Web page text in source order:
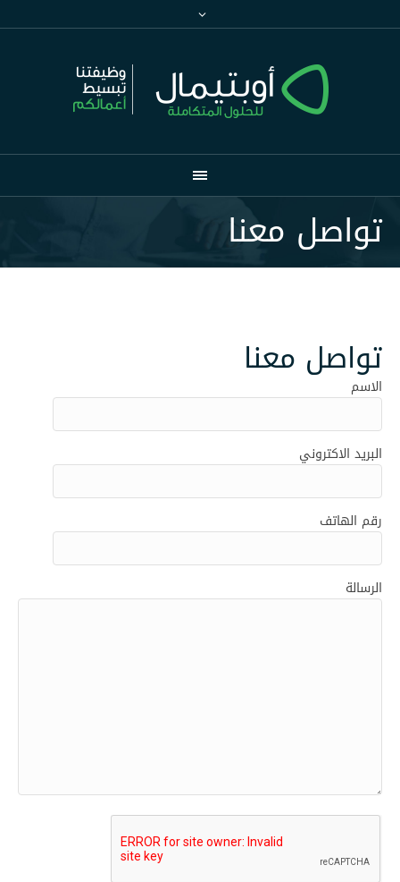
تواصل معنا
تواصل معنا
الاسم
البريد الاكتروني
رقم الهاتف
الرسالة